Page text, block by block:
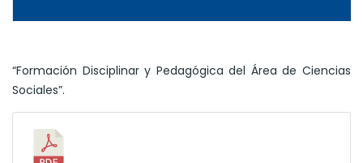
“Formación Disciplinar y Pedagógica del Área de Ciencias
Sociales”.